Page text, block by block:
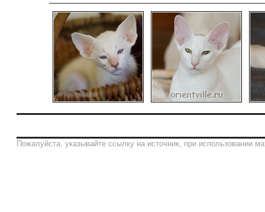
Пожалуйста, указывайте ссылку на источник, при использовании